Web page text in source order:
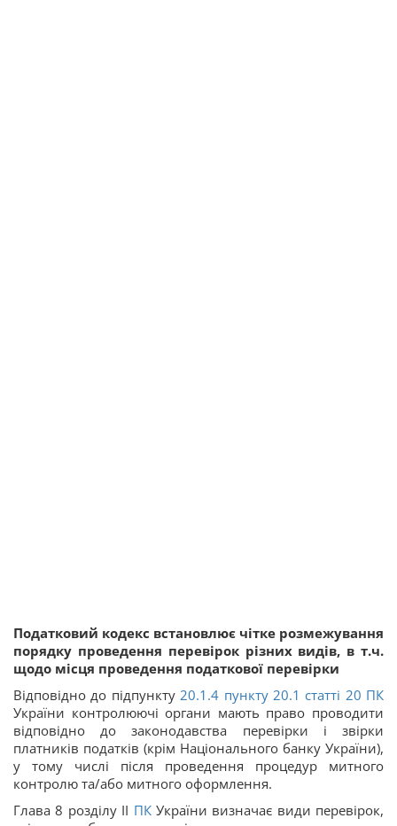
Податковий кодекс встановлює чітке розмежування
порядку проведення перевірок різних видів, в т.ч.
щодо місця проведення податкової перевірки
Відповідно до підпункту20.1.4 пункту 20.1 статті 20 ПК
України контролюючі органи мають право проводити
відповідно до законодавства перевірки і звірки
платників податків (крім Національного банку України),
у тому числі після проведення процедур митного
контролю та/або митного оформлення.
Глава 8 розділу ІІ ПКУкраїни визначає види перевірок,